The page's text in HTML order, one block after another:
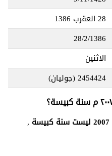
28 العقرب 1386
28/2/1386
الاثنين
2454424(جوليان)
,